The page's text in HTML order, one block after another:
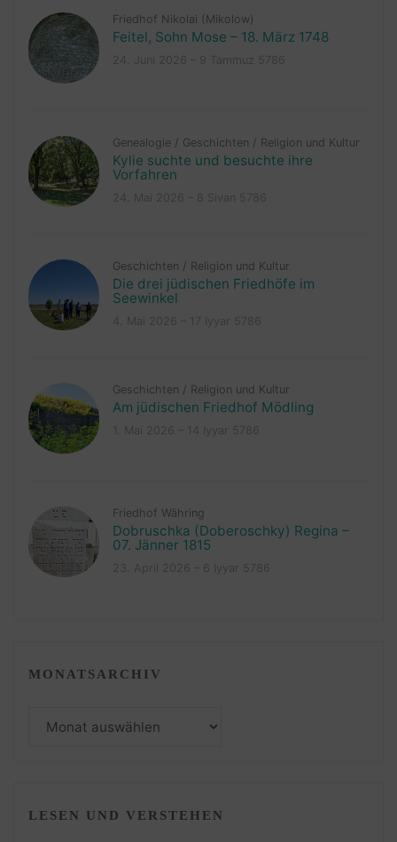
Friedhof Nikolai (Mikolow)
Feitel, Sohn Mose – 18. März 1748
Genealogie / Geschichten / Religion und Kultur
Kylie suchte und besuchte ihre
Vorfahren
Geschichten / Religion und Kultur
Die drei jüdischen Friedhöfe im
Seewinkel
Geschichten / Religion und Kultur
Am jüdischen Friedhof Mödling
Friedhof Währing
Dobruschka (Doberoschky) Regina –
07. Jänner 1815
MONATSARCHIV
LESEN UND VERSTEHEN